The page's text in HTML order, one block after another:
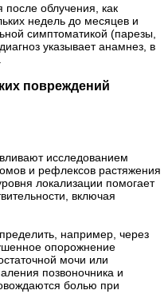
после облучения, как
недель до месяцев и
симптоматикой (парезы,
указывает анамнез, в
повреждений
исследованием
и рефлексов растяжения
локализации помогает
включая
например, через
опорожнение
мочи или
позвоночника и
болью при